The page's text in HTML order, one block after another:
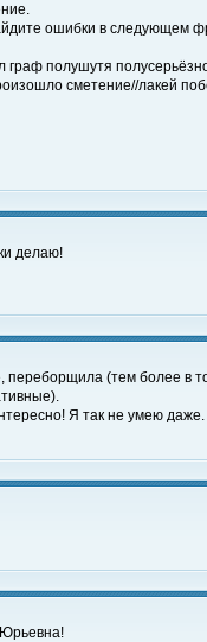
ошибки в следующем
граф полушутя
сметение//лакей
делаю!
переборщила (тем более в
Я так не умею даже.
Юрьевна!